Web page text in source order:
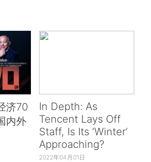
济70
内外
In Depth: As
Tencent Lays Off
Staff, Is Its ‘Winter’
Approaching?
2022年04月01日